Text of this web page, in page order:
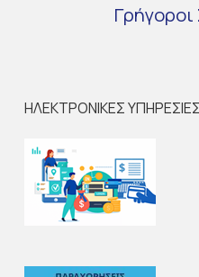
Γρήγοροι
ΗΛΕΚΤΡΟΝΙΚΕΣ ΥΠΗΡΕΣΙΕΣ